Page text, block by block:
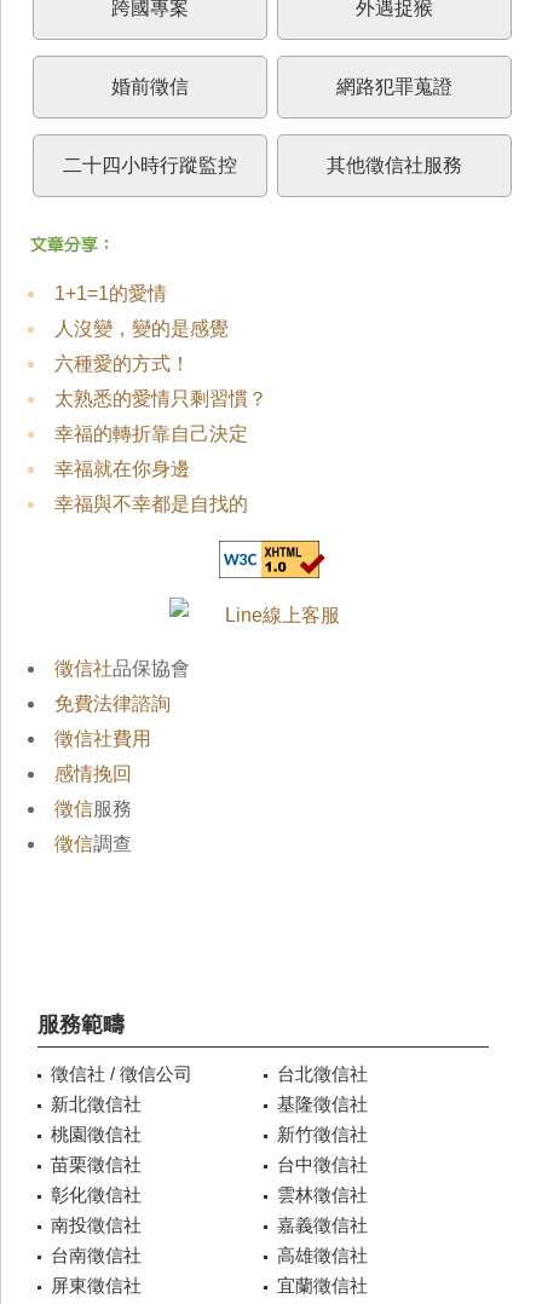
跨國專案 外遇捉猴
婚前徵信 網路犯罪蒐證
二十四小時行蹤監控 其他徵信社服務
1+1=1的愛情
人沒變，變的是感覺
六種愛的方式！
太熟悉的愛情只剩習慣？
幸福的轉折靠自己決定
幸福就在你身邊
幸福與不幸都是自找的
徵信社品保協會
免費法律諮詢
徵信社費用
感情挽回
徵信服務
徵信調查
服務範疇
徵信社 / 徵信公司
台北徵信社
新北徵信社
基隆徵信社
桃園徵信社
新竹徵信社
苗栗徵信社
台中徵信社
彰化徵信社
雲林徵信社
南投徵信社
嘉義徵信社
台南徵信社
高雄徵信社
屏東徵信社
宜蘭徵信社